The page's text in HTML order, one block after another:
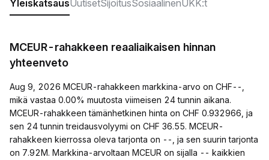
YleiskatsausUutisetSijoitusSosiaalinenUKK:t
MCEUR-rahakkeen reaaliaikaisen hinnan
yhteenveto
Aug 9, 2026 MCEUR-rahakkeen markkina-arvo on CHF--,
mikä vastaa 0.00% muutosta viimeisen 24 tunnin aikana.
MCEUR-rahakkeen tämänhetkinen hinta on CHF 0.932966, ja
sen 24 tunnin treidausvolyymi on CHF 36.55. MCEUR-
rahakkeen kierrossa oleva tarjonta on --, ja sen suurin tarjonta
on 7.92M. Markkina-arvoltaan MCEUR on sijalla -- kaikkien